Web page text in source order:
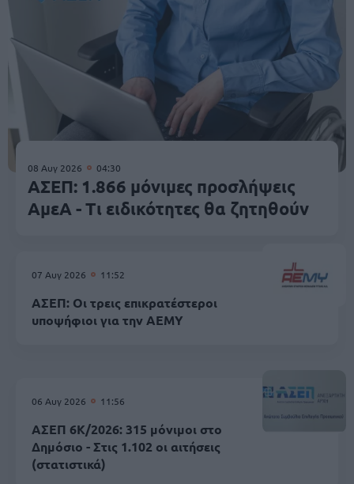
08 Αυγ 2026 04:30
ΑΣΕΠ: 1.866 μόνιμες προσλήψεις
ΑμεΑ - Τι ειδικότητες θα ζητηθούν
07 Αυγ 2026 11:52
ΑΣΕΠ: Οι τρεις επικρατέστεροι
υποψήφιοι για την ΑΕΜΥ
06 Αυγ 2026 11:56
ΑΣΕΠ 6Κ/2026: 315 μόνιμοι στο
Δημόσιο - Στις 1.102 οι αιτήσεις
(στατιστικά)